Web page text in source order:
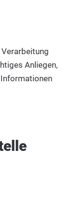
Anliegen,